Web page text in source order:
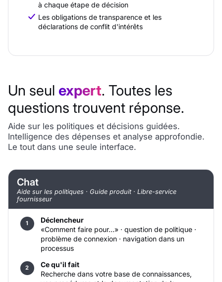
à chaque étape de décision
Les obligations de transparence et les
déclarations de conflit d'intérêts
Un seul expert. Toutes les
questions trouvent réponse.
Aide sur les politiques et décisions guidées.
Intelligence des dépenses et analyse approfondie.
Le tout dans une seule interface.
Chat
Aide sur les politiques · Guide produit · Libre-service
fournisseur
Déclencheur
«Comment faire pour…» · question de politique ·
problème de connexion · navigation dans un
processus
Ce qu'il fait
Recherche dans votre base de connaissances,